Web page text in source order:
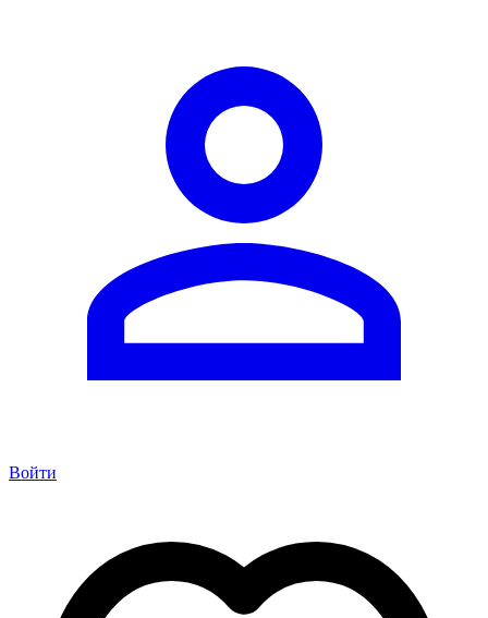
Войти